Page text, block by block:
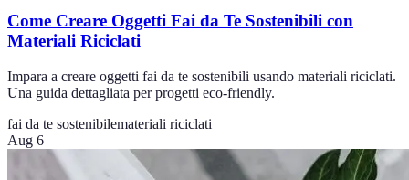
Come Creare Oggetti Fai da Te Sostenibili con
Materiali Riciclati
Impara a creare oggetti fai da te sostenibili usando materiali riciclati.
Una guida dettagliata per progetti eco-friendly.
fai da te sostenibilemateriali riciclati
Aug 6